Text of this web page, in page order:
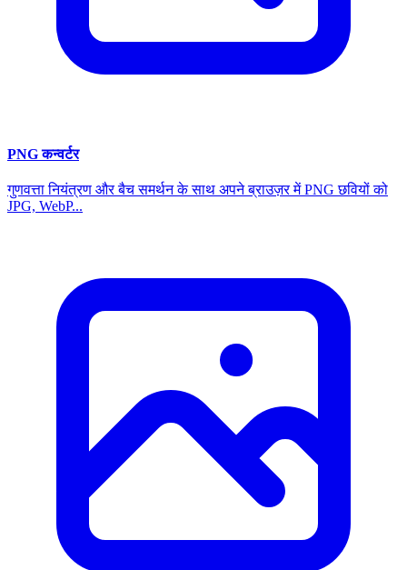
PNG कन्वर्टर
गुणवत्ता नियंत्रण और बैच समर्थन के साथ अपने ब्राउज़र में PNG छवियों को
JPG, WebP...